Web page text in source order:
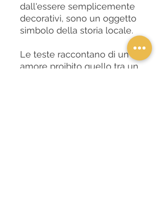
dall'essere semplicemente
decorativi, sono un oggetto
simbolo della storia locale.
Le teste raccontano di un
amore proibito quello tra un